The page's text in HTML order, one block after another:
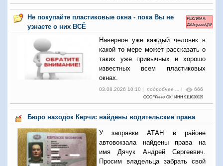
Не покупайте пластиковые окна - пока Вы не
узнаете о них ВСЁ
РЕКЛАМА:
2SDnjccooQW
Наверное уже каждый человек в
какой то мере может рассказать о
таких уже привычных и хорошо
известных всем пластиковых
окнах.
03.08.2026 10:10 | подробнее ... | 666
ООО "Линия СК" ИНН 9111030039
Бюро находок Керчи: найдены водительские права
У заправки АТАН в районе
автовокзала найдены права на
имя Дячук Андрей Сергеевич.
Просим владельца забрать свой